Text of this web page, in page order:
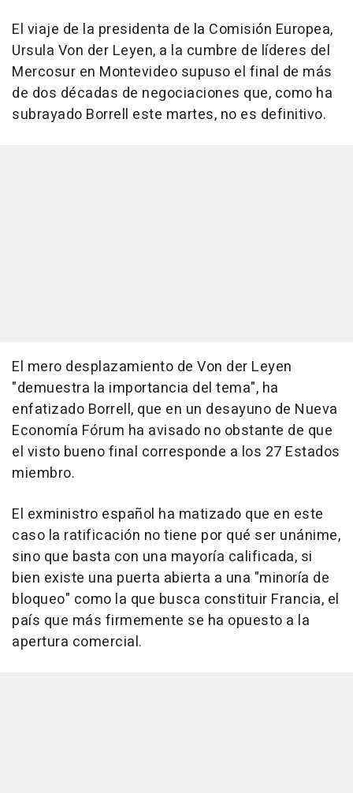
El viaje de la presidenta de la Comisión Europea,
Ursula Von der Leyen, a la cumbre de líderes del
Mercosur en Montevideo supuso el final de más
de dos décadas de negociaciones que, como ha
subrayado Borrell este martes, no es definitivo.
El mero desplazamiento de Von der Leyen
"demuestra la importancia del tema", ha
enfatizado Borrell, que en un desayuno de Nueva
Economía Fórum ha avisado no obstante de que
el visto bueno final corresponde a los 27 Estados
miembro.
El exministro español ha matizado que en este
caso la ratificación no tiene por qué ser unánime,
sino que basta con una mayoría calificada, si
bien existe una puerta abierta a una "minoría de
bloqueo" como la que busca constituir Francia, el
país que más firmemente se ha opuesto a la
apertura comercial.